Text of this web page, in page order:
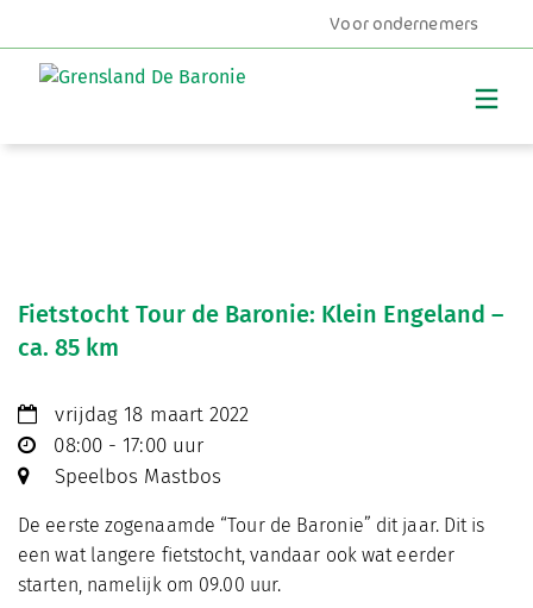
Voor ondernemers
Fietstocht Tour de Baronie: Klein Engeland –
ca. 85 km
vrijdag 18 maart 2022
08:00 - 17:00 uur
Speelbos Mastbos
De eerste zogenaamde “Tour de Baronie” dit jaar. Dit is
een wat langere fietstocht, vandaar ook wat eerder
starten, namelijk om 09.00 uur.